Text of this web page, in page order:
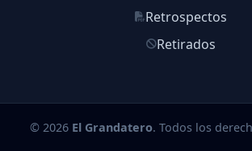
Retrospectos
Retirados
© 2026 El Grandatero. Todos los